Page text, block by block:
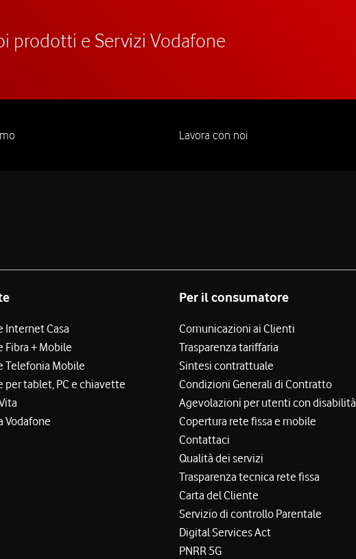
prodotti e Servizi Vodafone
Lavora con noi
Internet Casa
Fibra + Mobile
Telefonia Mobile
per tablet, PC e chiavette
Vodafone
Per il consumatore
Comunicazioni ai Clienti
Trasparenza tariffaria
Sintesi contrattuale
Condizioni Generali di Contratto
Agevolazioni per utenti con disabilità
Copertura rete fissa e mobile
Contattaci
Qualità dei servizi
Trasparenza tecnica rete fissa
Carta del Cliente
Servizio di controllo Parentale
Digital Services Act
PNRR 5G